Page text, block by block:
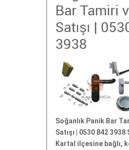
Bar Tamiri
Satışı |
3938
Soğanlık Panik Bar
Satışı | 0530 842 3938
Kartal ilçesine bağlı,